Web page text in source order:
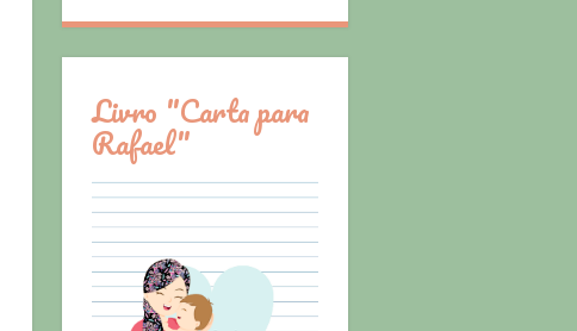
Livro "Carta para
Rafael"